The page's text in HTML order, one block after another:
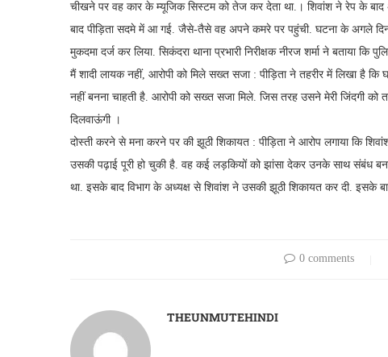
चीखने पर वह कार के म्यूजिक सिस्टम को तेज कर देता था.। शिवांश ने रेप के
बाद पीड़िता सदमे में आ गई. जैसे-तैसे वह अपने कमरे पर पहुंची. घटना के अगले दिन
मुकदमा दर्ज कर लिया. सिकंदरा थाना प्रभारी निरीक्षक नीरज शर्मा ने बताया
मैं शादी लायक नहीं, आरोपी को मिले सख्त सजा : पीड़िता ने तहरीर में लिखा है
नहीं बनना चाहती है. आरोपी को सख्त सजा मिले. जिस तरह उसने मेरी जिंदगी
दिलवाऊंगी ।
दोस्ती करने से मना करने पर की झूठी शिकायत : पीड़िता ने आरोप लगाया कि
उसकी पढ़ाई पूरी हो चुकी है. वह कई लड़कियों को झांसा देकर उनके साथ संबंध
था. इसके बाद विभाग के अध्यक्ष से शिवांश ने उसकी झूठी शिकायत कर दी. इसके
0 comments
THEUNMUTEHINDI